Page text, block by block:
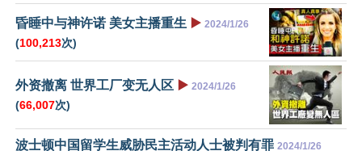
昏睡中与神许诺 美女主播重生 ▶️ 2024/1/26
(100,213次)
外资撤离 世界工厂变无人区 ▶️ 2024/1/26
(66,007次)
波士顿中国留学生威胁民主活动人士被判有罪 2024/1/26